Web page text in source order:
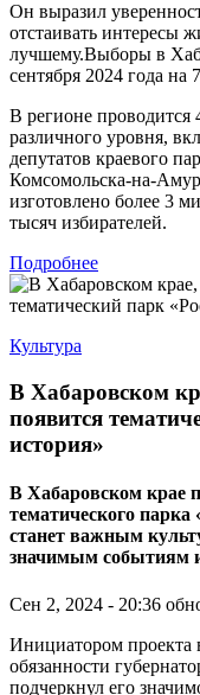
Он выразил
отстаивать интересы
лучшему.Выборы в
сентября 2024 года на
В регионе проводится
различного уровня,
депутатов краевого
Комсомольска-на-
изготовлено более 3
тысяч избирателей.
Подробнее
Культура
В Хабаровском
появится
история»
В Хабаровском крае
тематического
станет важным
значимым событиям
Сен 2, 2024 - 20:36
Инициатором
обязанности
подчеркнул его